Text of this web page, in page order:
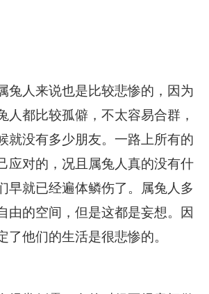
人来说也是比较悲惨的，因为
人都比较孤僻，不太容易合群，
就没有多少朋友。一路上所有的
应对的，况且属兔人真的没有什
早就已经遍体鳞伤了。属兔人多
由的空间，但是这都是妄想。因
了他们的生活是很悲惨的。